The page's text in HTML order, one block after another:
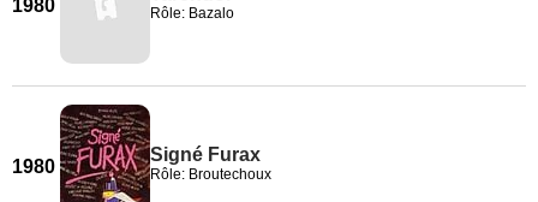
1980 Rôle: Bazalo
1980
Signé Furax
Rôle: Broutechoux